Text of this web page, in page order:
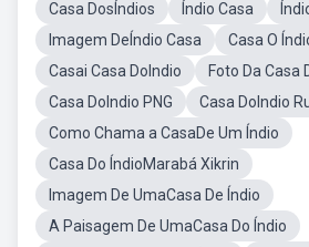
Casa DosÍndios Índio Casa
Imagem DeÍndio Casa
Casa O
Casai Casa DoIndio
Foto Da Casa
Casa DoIndio PNG
Casa DoIndio
Como Chama a CasaDe Um Índio
Casa Do ÍndioMarabá Xikrin
Imagem De UmaCasa De Índio
A Paisagem De UmaCasa Do Índio